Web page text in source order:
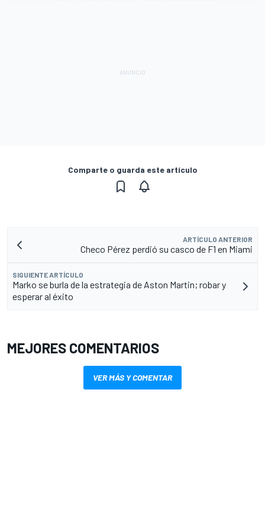
Comparte o guarda este artículo
ARTÍCULO ANTERIOR
Checo Pérez perdió su casco de F1 en Miami
SIGUIENTE ARTÍCULO
Marko se burla de la estrategia de Aston Martin; robar y
esperar al éxito
MEJORES COMENTARIOS
VER MÁS Y COMENTAR